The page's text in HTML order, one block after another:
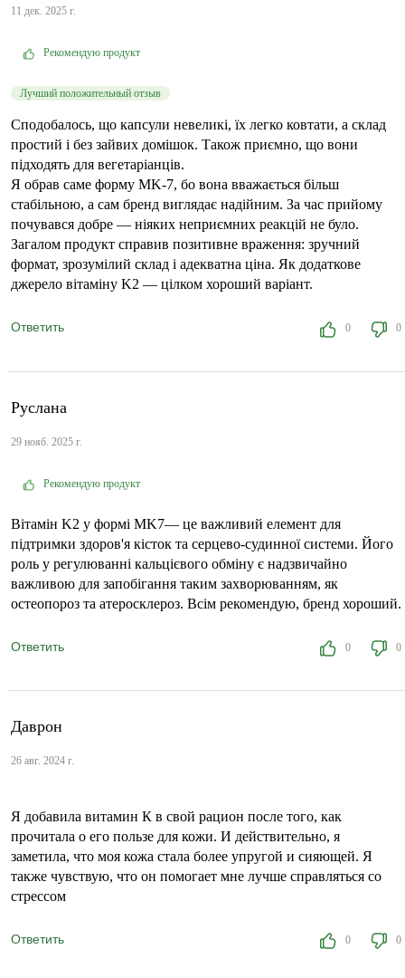
11 дек. 2025 г.
Рекомендую продукт
Лучший положительный отзыв
Сподобалось, що капсули невеликі, їх легко ковтати, а склад
простий і без зайвих домішок. Також приємно, що вони
підходять для вегетаріанців.
Я обрав саме форму MK-7, бо вона вважається більш
стабільною, а сам бренд виглядає надійним. За час прийому
почувався добре — ніяких неприємних реакцій не було.
Загалом продукт справив позитивне враження: зручний
формат, зрозумілий склад і адекватна ціна. Як додаткове
джерело вітаміну K2 — цілком хороший варіант.
Ответить 0 0
Руслана
29 нояб. 2025 г.
Рекомендую продукт
Вітамін K2 у формі MK7— це важливий елемент для
підтримки здоров'я кісток та серцево-судинної системи. Його
роль у регулюванні кальцієвого обміну є надзвичайно
важливою для запобігання таким захворюванням, як
остеопороз та атеросклероз. Всім рекомендую, бренд хороший.
Ответить 0 0
Даврон
26 авг. 2024 г.
Я добавила витамин К в свой рацион после того, как
прочитала о его пользе для кожи. И действительно, я
заметила, что моя кожа стала более упругой и сияющей. Я
также чувствую, что он помогает мне лучше справляться со
стрессом
Ответить 0 0